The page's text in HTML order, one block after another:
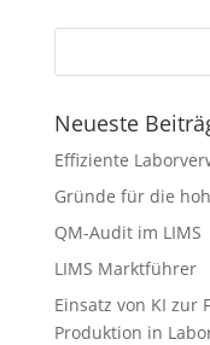
Neueste
Effiziente
Gründe für die
QM-Audit im LIMS
LIMS Marktführer
Einsatz von KI zur
Produktion in